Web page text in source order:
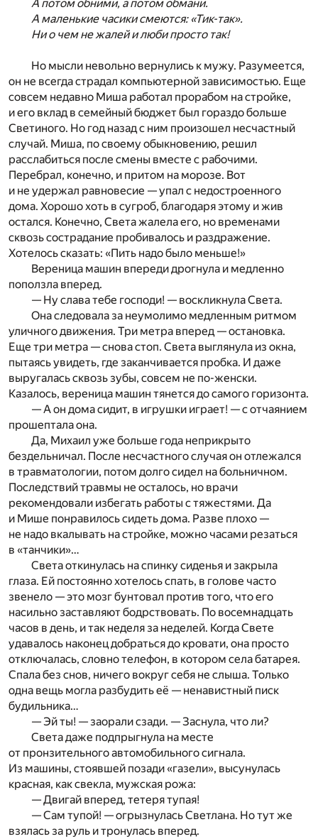
А потом обними, а потом обмани.
А маленькие часики смеются: «Тик-так».
Ни о чем не жалей и люби просто так!
Но мысли невольно вернулись к мужу. Разумеется,
он не всегда страдал компьютерной зависимостью. Еще
совсем недавно Миша работал прорабом на стройке,
и его вклад в семейный бюджет был гораздо больше
Светиного. Но год назад с ним произошел несчастный
случай. Миша, по своему обыкновению, решил
расслабиться после смены вместе с рабочими.
Перебрал, конечно, и притом на морозе. Вот
и не удержал равновесие — упал с недостроенного
дома. Хорошо хоть в сугроб, благодаря этому и жив
остался. Конечно, Света жалела его, но временами
сквозь сострадание пробивалось и раздражение.
Хотелось сказать: «Пить надо было меньше!»
Вереница машин впереди дрогнула и медленно
поползла вперед.
— Ну слава тебе господи! — воскликнула Света.
Она следовала за неумолимо медленным ритмом
уличного движения. Три метра вперед — остановка.
Еще три метра — снова стоп. Света выглянула из окна,
пытаясь увидеть, где заканчивается пробка. И даже
выругалась сквозь зубы, совсем не по-женски.
Казалось, вереница машин тянется до самого горизонта.
— А он дома сидит, в игрушки играет! — с отчаянием
прошептала она.
Да, Михаил уже больше года неприкрыто
бездельничал. После несчастного случая он отлежался
в травматологии, потом долго сидел на больничном.
Последствий травмы не осталось, но врачи
рекомендовали избегать работы с тяжестями. Да
и Мише понравилось сидеть дома. Разве плохо —
не надо вкалывать на стройке, можно часами резаться
в «танчики»…
Света откинулась на спинку сиденья и закрыла
глаза. Ей постоянно хотелось спать, в голове часто
звенело — это мозг бунтовал против того, что его
насильно заставляют бодрствовать. По восемнадцать
часов в день, и так неделя за неделей. Когда Свете
удавалось наконец добраться до кровати, она просто
отключалась, словно телефон, в котором села батарея.
Спала без снов, ничего вокруг себя не слыша. Только
одна вещь могла разбудить её — ненавистный писк
будильника…
— Эй ты! — заорали сзади. — Заснула, что ли?
Света даже подпрыгнула на месте
от пронзительного автомобильного сигнала.
Из машины, стоявшей позади «газели», высунулась
красная, как свекла, мужская рожа:
— Двигай вперед, тетеря тупая!
— Сам тупой! — огрызнулась Светлана. Но тут же
взялась за руль и тронулась вперед.